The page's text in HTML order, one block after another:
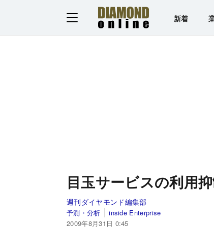
新着
目玉サービスの利用
週刊ダイヤモンド編集部
予測・分析
inside Enterprise
2009年8月31日 0:45